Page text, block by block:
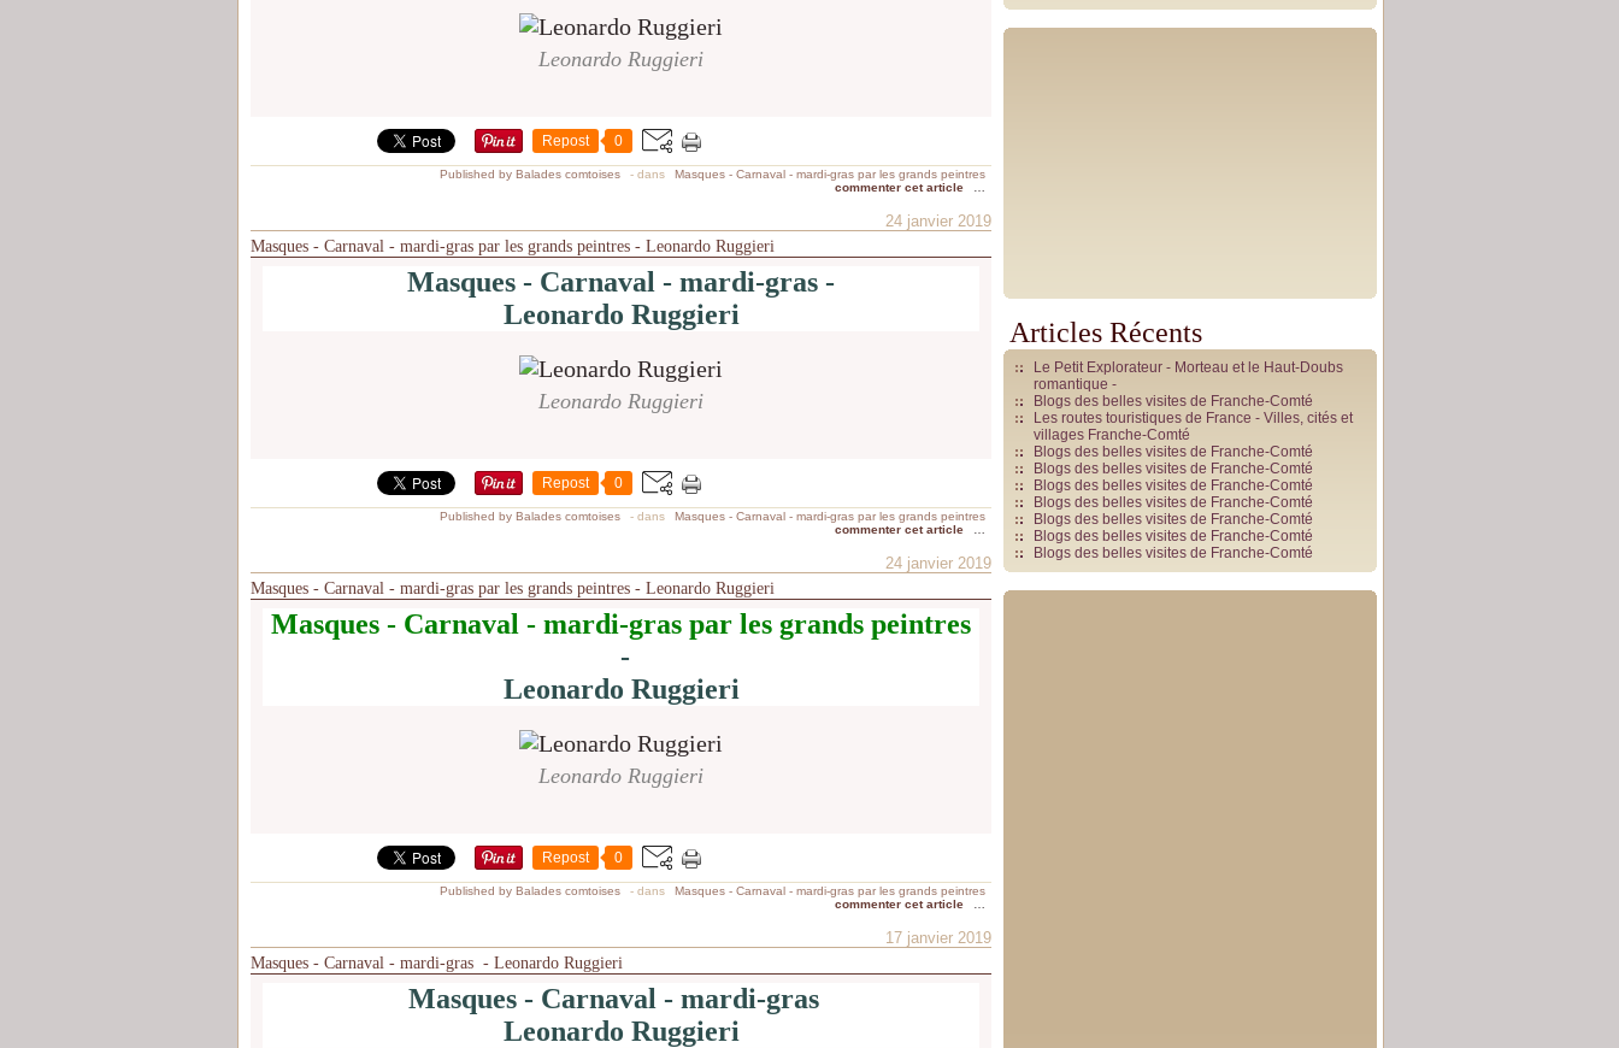
Leonardo Ruggieri
Repost 0
Published by Balades comtoises - dans
Masques - Carnaval - mardi-gras par les grands peintres
commenter cet article
24 janvier 2019
Masques - Carnaval - mardi-gras par les grands peintres - Leonardo Ruggieri
Masques - Carnaval - mardi-gras -
Leonardo Ruggieri
Leonardo Ruggieri
Repost 0
Published by Balades comtoises - dans
Masques - Carnaval - mardi-gras par les grands peintres
commenter cet article
24 janvier 2019
Masques - Carnaval - mardi-gras par les grands peintres - Leonardo Ruggieri
Masques - Carnaval - mardi-gras par les grands peintres
-
Leonardo Ruggieri
Leonardo Ruggieri
Repost 0
Published by Balades comtoises - dans
Masques - Carnaval - mardi-gras par les grands peintres
commenter cet article
17 janvier 2019
Masques - Carnaval - mardi-gras - Leonardo Ruggieri
Masques - Carnaval - mardi-gras
Leonardo Ruggieri
Articles Récents
Le Petit Explorateur - Morteau et le Haut-Doubs
romantique -
Blogs des belles visites de Franche-Comté
Les routes touristiques de France - Villes, cités et
villages Franche-Comté
Blogs des belles visites de Franche-Comté
Blogs des belles visites de Franche-Comté
Blogs des belles visites de Franche-Comté
Blogs des belles visites de Franche-Comté
Blogs des belles visites de Franche-Comté
Blogs des belles visites de Franche-Comté
Blogs des belles visites de Franche-Comté